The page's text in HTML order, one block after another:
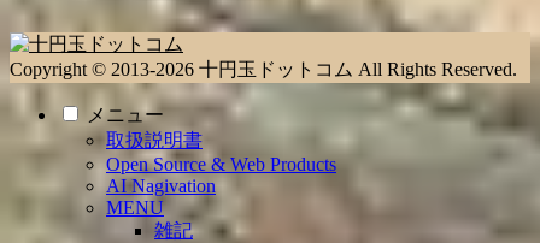
Copyright © 2013-2026 十円玉ドットコム All Rights Reserved.
メニュー
取扱説明書
Open Source & Web Products
AI Nagivation
MENU
雑記